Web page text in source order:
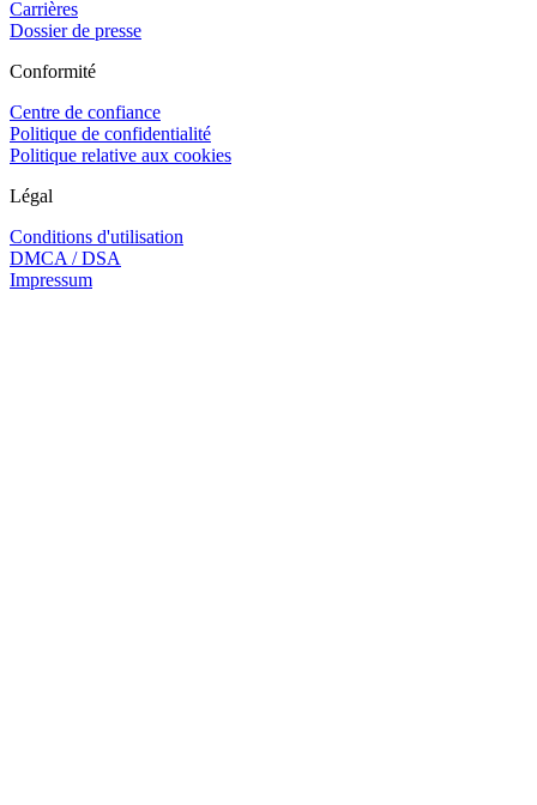
Carrières
Dossier de presse
Conformité
Centre de confiance
Politique de confidentialité
Politique relative aux cookies
Légal
Conditions d'utilisation
DMCA / DSA
Impressum